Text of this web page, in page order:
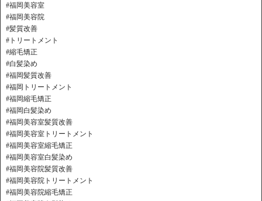
#福岡美容室
#福岡美容院
#髪質改善
#トリートメント
#縮毛矯正
#白髪染め
#福岡髪質改善
#福岡トリートメント
#福岡縮毛矯正
#福岡白髪染め
#福岡美容室髪質改善
#福岡美容室トリートメント
#福岡美容室縮毛矯正
#福岡美容室白髪染め
#福岡美容院髪質改善
#福岡美容院トリートメント
#福岡美容院縮毛矯正